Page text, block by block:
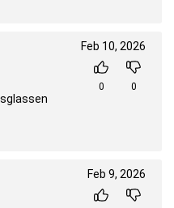
Feb 10, 2026
0 0
Feb 9, 2026